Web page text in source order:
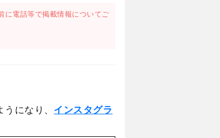
に電話等で掲載情報についてご
になり、 インスタグラ